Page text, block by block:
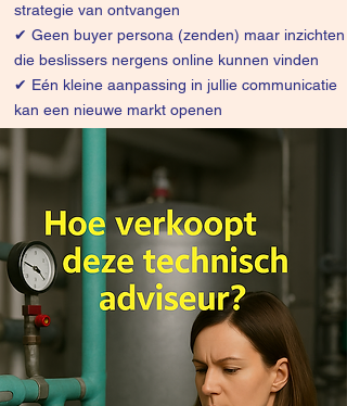
strategie van ontvangen
✔ Geen buyer persona (zenden) maar inzichten
die beslissers nergens online kunnen vinden
✔ Eén kleine aanpassing in jullie communicatie
kan een nieuwe markt openen